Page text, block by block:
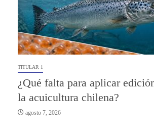
TITULAR 1
¿Qué falta para aplicar
la acuicultura chilena?
agosto 7, 2026